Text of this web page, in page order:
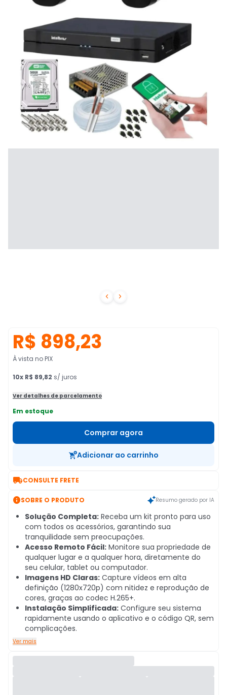
 
R$ 898,23
À vista no PIX
10x R$ 89,82 s/ juros
Ver detalhes de parcelamento
Em estoque
Comprar agora
Adicionar ao carrinho
CONSULTE FRETE
SOBRE O PRODUTO Resumo gerado por IA
Solução Completa: Receba um kit pronto para uso
com todos os acessórios, garantindo sua
tranquilidade sem preocupações.
Acesso Remoto Fácil: Monitore sua propriedade de
qualquer lugar e a qualquer hora, diretamente do
seu celular, tablet ou computador.
Imagens HD Claras: Capture vídeos em alta
definição (1280x720p) com nitidez e reprodução de
cores, graças ao codec H.265+.
Instalação Simplificada: Configure seu sistema
rapidamente usando o aplicativo e o código QR, sem
complicações.
Ver mais